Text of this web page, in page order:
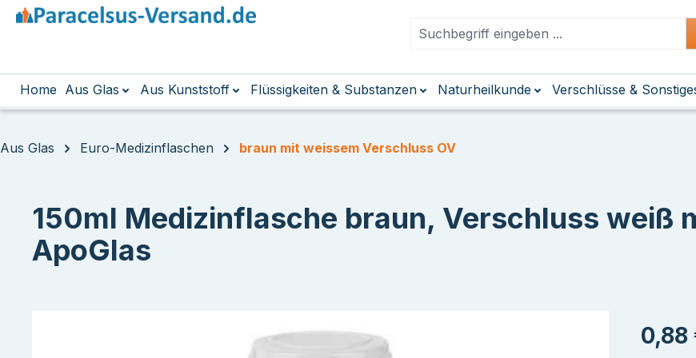
Hauptinhalt springen
Zur Suche springen
Zur Hauptnavigation springen
Home Aus Glas Aus Kunststoff Flüssigkeiten & Substanzen Naturheilkunde Verschlüsse &
Aus Glas Euro-Medizinflaschen braun mit weissem Verschluss OV
150ml Medizinflasche braun, Verschluss weiß
ApoGlas